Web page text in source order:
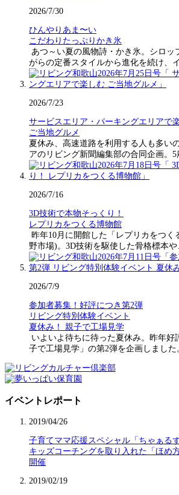
2026/7/30
ひんやりあま〜い
こだわりたっぷりかき氷
あつ～い夏の風物詩・かき氷。シロッ
がらの定番スタイルから進化を続け、
2026/7/23
サービスエリア・パーキングエリアで
ご当地グルメ
夏休み、高速道路を利用する人も多い
アのリビング新聞編集部の合同企画。5
2026/7/16
3D技術で本物そっくり！
レプリカをつくる博物館
昨年10月に開館した「レプリカをつく
野市場)。3D技術を駆使した骨格標本や
2026/7/9
参加者募集！好評につき第2弾
リビング特別体験イベント
夏休み！ 親子で工場見学
いよいよ待ちに待った夏休み。昨年好
子で工場見学」の第2弾を企画しました
イベントレポート
2019/04/26
子育てママ応援スペシャル「ちゃぁる
キッズコーチングを取り入れた「ほめ
開催
2019/02/19